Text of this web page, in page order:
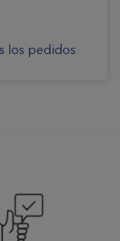
los pedidos